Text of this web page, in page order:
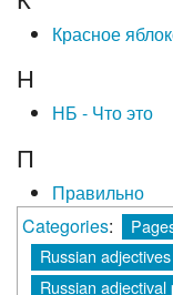
Красное
Н
НБ - Что это
П
Правильно
Categories:
Russian
Russian adjectival